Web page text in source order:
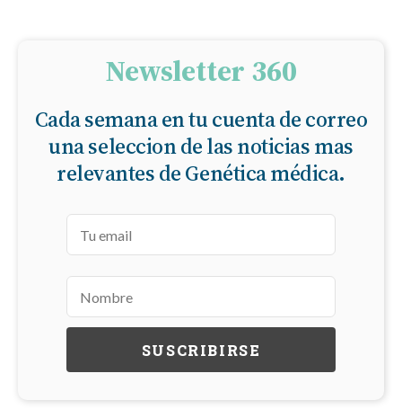
Newsletter 360
Cada semana en tu cuenta de correo
una seleccion de las noticias mas
relevantes de Genética médica.